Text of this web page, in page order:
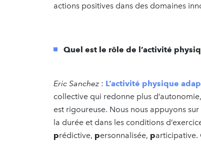
actions positives dans des domaines
Quel est le rôle de l’activité
Eric Sanchez : L’activité physique
collective qui redonne plus
est rigoureuse. Nous nous appuyons
la durée et dans les conditions
prédictive, personnalisée, participative.